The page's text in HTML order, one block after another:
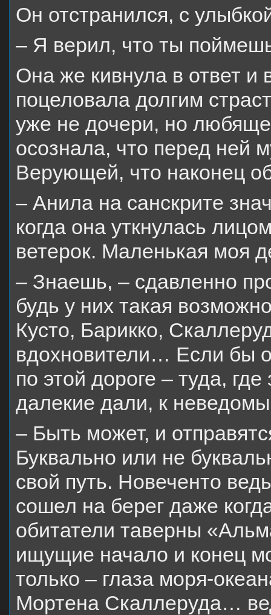
Он отстранился, с
– Я верил, что ты
Она же кивнула в ответ и
поцеловала долгим
уже не дочери, но
осознала, что перед ней
Верующей, что наконец
– Анила на санскрите
когда она уткнулась
ветерок. Маленькая моя
– Знаешь, – сдавленно
будь у них такая
Кусто, Барикко,
вдохновители… Если бы
по этой дороге – туда,
далекие дали, к
– Быть может, и
Буквально или не
свой путь. Новеченто
сошел на берег даже
обитатели таверны
ищущие начало и конец
только – глаза моря-
Мортена Скаллеруда…